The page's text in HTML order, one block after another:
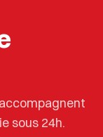
sous 24h.